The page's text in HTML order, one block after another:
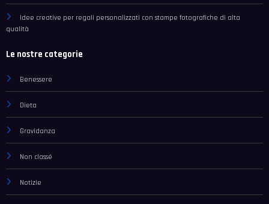
Idee creative per regali personalizzati con stampe fotografiche di alta
qualità
Le nostre categorie
Benessere
Dieta
Gravidanza
Non classé
Notizie